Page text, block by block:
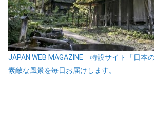
JAPAN WEB MAGAZINE 特設サイト「日本
素敵な風景を毎日お届けします。